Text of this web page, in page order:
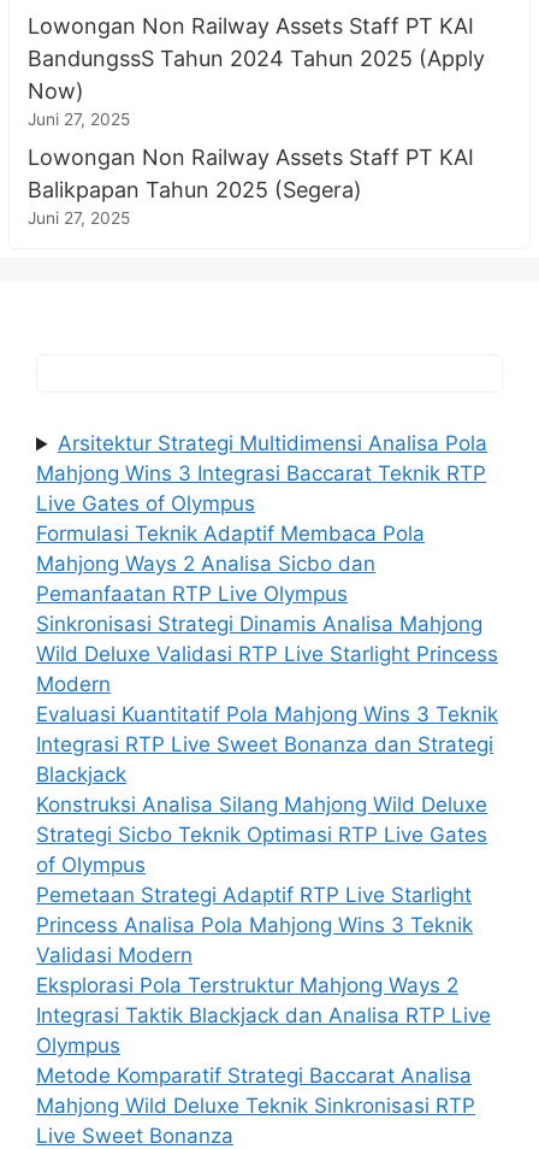
Lowongan Non Railway Assets Staff PT KAI
BandungssS Tahun 2024 Tahun 2025 (Apply
Now)
Juni 27, 2025
Lowongan Non Railway Assets Staff PT KAI
Balikpapan Tahun 2025 (Segera)
Juni 27, 2025
Arsitektur Strategi Multidimensi Analisa Pola
Mahjong Wins 3 Integrasi Baccarat Teknik RTP
Live Gates of Olympus
Formulasi Teknik Adaptif Membaca Pola
Mahjong Ways 2 Analisa Sicbo dan
Pemanfaatan RTP Live Olympus
Sinkronisasi Strategi Dinamis Analisa Mahjong
Wild Deluxe Validasi RTP Live Starlight Princess
Modern
Evaluasi Kuantitatif Pola Mahjong Wins 3 Teknik
Integrasi RTP Live Sweet Bonanza dan Strategi
Blackjack
Konstruksi Analisa Silang Mahjong Wild Deluxe
Strategi Sicbo Teknik Optimasi RTP Live Gates
of Olympus
Pemetaan Strategi Adaptif RTP Live Starlight
Princess Analisa Pola Mahjong Wins 3 Teknik
Validasi Modern
Eksplorasi Pola Terstruktur Mahjong Ways 2
Integrasi Taktik Blackjack dan Analisa RTP Live
Olympus
Metode Komparatif Strategi Baccarat Analisa
Mahjong Wild Deluxe Teknik Sinkronisasi RTP
Live Sweet Bonanza